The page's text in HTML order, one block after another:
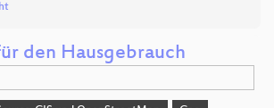
den Hausgebrauch